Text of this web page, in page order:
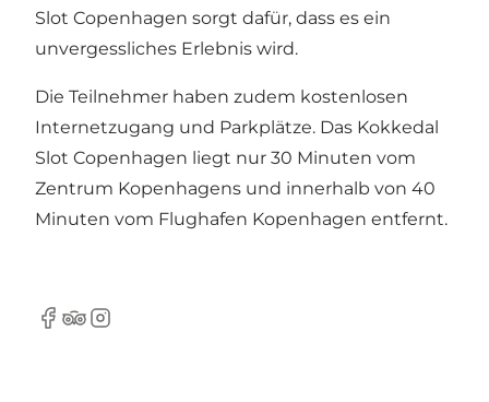
Slot Copenhagen sorgt dafür, dass es ein
unvergessliches Erlebnis wird.
Die Teilnehmer haben zudem kostenlosen
Internetzugang und Parkplätze. Das Kokkedal
Slot Copenhagen liegt nur 30 Minuten vom
Zentrum Kopenhagens und innerhalb von 40
Minuten vom Flughafen Kopenhagen entfernt.
Facebook
Tripadvisor
Instagram